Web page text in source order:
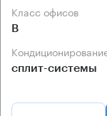
Класс офисов
B
сплит-системы